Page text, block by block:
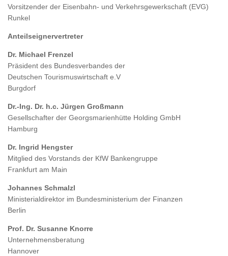
Vorsitzender der Eisenbahn- und Verkehrsgewerkschaft (EVG)
Runkel
Anteilseignervertreter
Dr. Michael Frenzel
Präsident des Bundesverbandes der
Deutschen Tourismuswirtschaft e.V
Burgdorf
Dr.-Ing. Dr. h.c. Jürgen Großmann
Gesellschafter der Georgsmarienhütte Holding GmbH
Hamburg
Dr. Ingrid Hengster
Mitglied des Vorstands der KfW Bankengruppe
Frankfurt am Main
Johannes Schmalzl
Ministerialdirektor im Bundesministerium der Finanzen
Berlin
Prof. Dr. Susanne Knorre
Unternehmensberatung
Hannover